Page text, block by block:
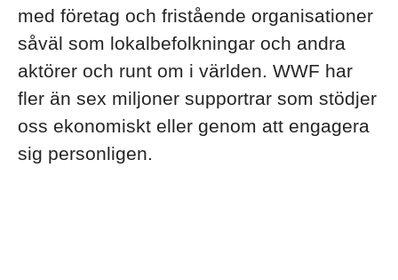
med företag och fristående organisationer
såväl som lokalbefolkningar och andra
aktörer och runt om i världen. WWF har
fler än sex miljoner supportrar som stödjer
oss ekonomiskt eller genom att engagera
sig personligen.